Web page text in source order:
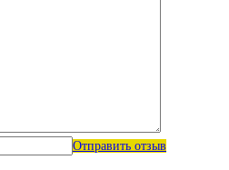
Отправить отзыв